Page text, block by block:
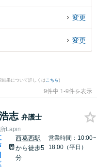
豊富な近くの弁護士を検索した
できる江戸川区内の弁護士に相
すすめです。
変更
変更
結果について詳しくは こちら)
9件中 1-9件を表示
志 弁護士
Lapin
西葛西駅
から徒歩5
分
営業時間：10:00~
18:00（平日）